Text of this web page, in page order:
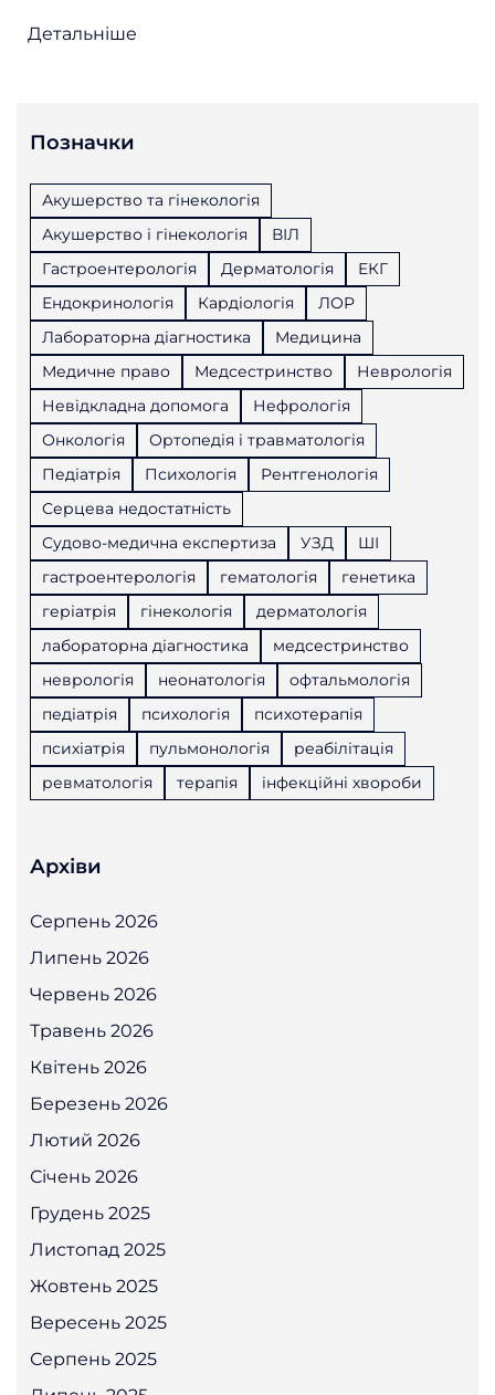
Детальніше
Позначки
Акушерство та гінекологія
Акушерство і гінекологія
ВІЛ
Гастроентерологія
Дерматологія
ЕКГ
Ендокринологія
Кардіологія
ЛОР
Лабораторна діагностика
Медицина
Медичне право
Медсестринство
Неврологія
Невідкладна допомога
Нефрологія
Онкологія
Ортопедія і травматологія
Педіатрія
Психологія
Рентгенологія
Серцева недостатність
Судово-медична експертиза
УЗД
ШІ
гастроентерологія
гематологія
генетика
геріатрія
гінекологія
дерматологія
лабораторна діагностика
медсестринство
неврологія
неонатологія
офтальмологія
педіатрія
психологія
психотерапія
психіатрія
пульмонологія
реабілітація
ревматологія
терапія інфекційні хвороби
Архіви
Серпень 2026
Липень 2026
Червень 2026
Травень 2026
Квітень 2026
Березень 2026
Лютий 2026
Січень 2026
Грудень 2025
Листопад 2025
Жовтень 2025
Вересень 2025
Серпень 2025